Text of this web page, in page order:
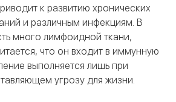
к развитию хронических
и различным инфекциям. В
много лимфоидной ткани,
что он входит в иммунную
выполняется лишь при
угрозу для жизни.